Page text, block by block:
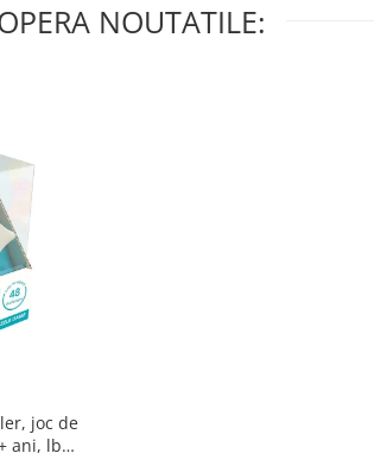
NOUTATILE:
ani, lb